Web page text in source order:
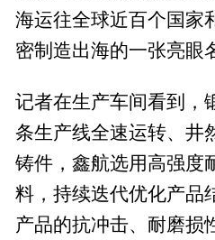
海运往全球近百个国家
密制造出海的一张亮眼
记者在生产车间看到，
条生产线全速运转、井
铸件，鑫航选用高强度
料，持续迭代优化产品
产品的抗冲击、耐磨损